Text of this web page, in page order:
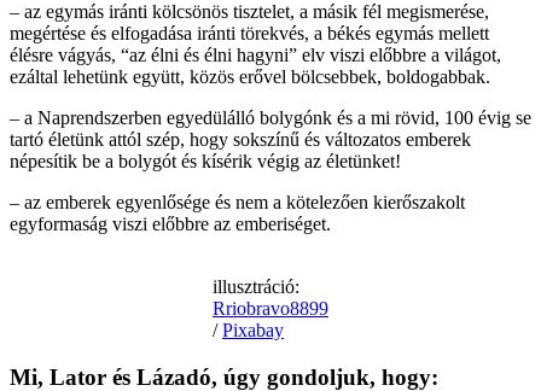
– az egymás iránti kölcsönös tisztelet, a másik fél megismerése,
megértése és elfogadása iránti törekvés, a békés egymás mellett
élésre vágyás, “az élni és élni hagyni” elv viszi előbbre a világot,
ezáltal lehetünk együtt, közös erővel bölcsebbek, boldogabbak.
– a Naprendszerben egyedülálló bolygónk és a mi rövid, 100 évig se
tartó életünk attól szép, hogy sokszínű és változatos emberek
népesítik be a bolygót és kísérik végig az életünket!
– az emberek egyenlősége és nem a kötelezően kierőszakolt
egyformaság viszi előbbre az emberiséget.
illusztráció:
Rriobravo8899
/Pixabay
Mi, Lator és Lázadó, úgy gondoljuk, hogy: